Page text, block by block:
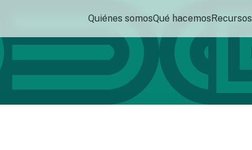
Quiénes somosQué hacemosRecursos